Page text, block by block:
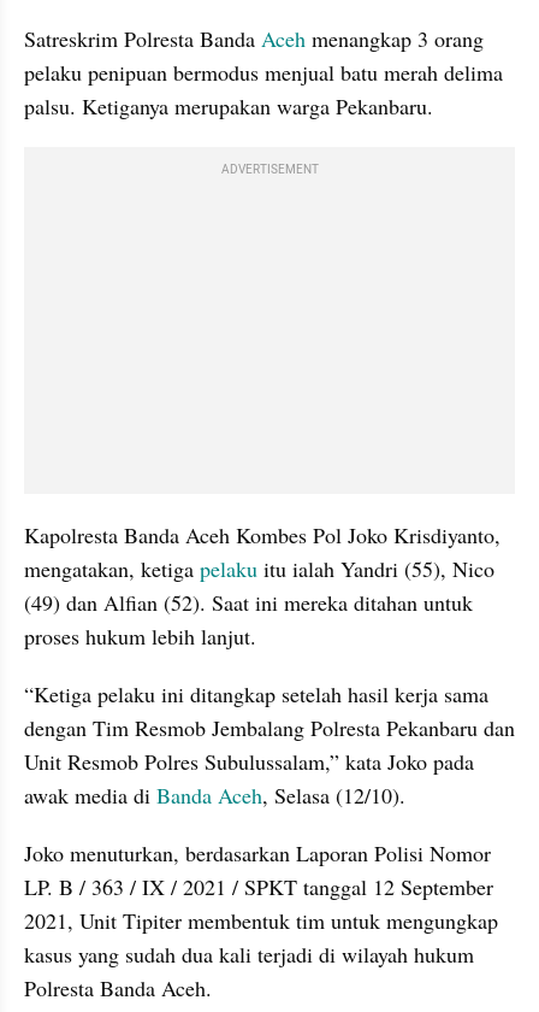
Satreskrim Polresta Banda Aceh menangkap 3 orang
pelaku penipuan bermodus menjual batu merah delima
palsu. Ketiganya merupakan warga Pekanbaru.
ADVERTISEMENT
Kapolresta Banda Aceh Kombes Pol Joko Krisdiyanto,
mengatakan, ketiga pelaku itu ialah Yandri (55), Nico
(49) dan Alfian (52). Saat ini mereka ditahan untuk
proses hukum lebih lanjut.
“Ketiga pelaku ini ditangkap setelah hasil kerja sama
dengan Tim Resmob Jembalang Polresta Pekanbaru dan
Unit Resmob Polres Subulussalam,” kata Joko pada
awak media di Banda Aceh, Selasa (12/10).
Joko menuturkan, berdasarkan Laporan Polisi Nomor
LP. B / 363 / IX / 2021 / SPKT tanggal 12 September
2021, Unit Tipiter membentuk tim untuk mengungkap
kasus yang sudah dua kali terjadi di wilayah hukum
Polresta Banda Aceh.